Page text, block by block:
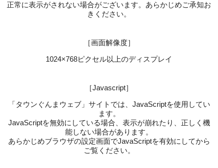
正常に表示がされない場合がございます。あらかじめご承知お
きください。
［画面解像度］
1024×768ピクセル以上のディスプレイ
［Javascript］
「タウンぐんまウェブ」サイトでは、JavaScriptを使用してい
ます。
JavaScriptを無効にしている場合、表示が崩れたり、正しく機
能しない場合があります。
あらかじめブラウザの設定画面でJavaScriptを有効にしてから
ご覧ください。